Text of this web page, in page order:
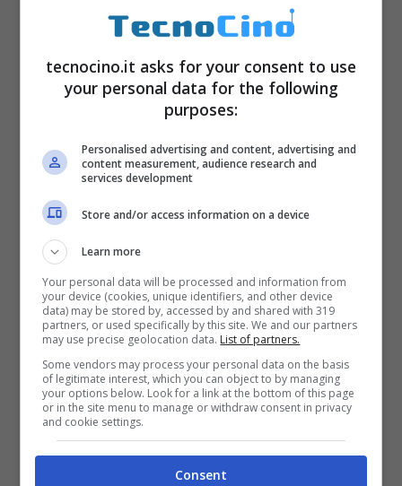
tecnocino.it asks for your consent to use
your personal data for the following
purposes:
Personalised advertising and content, advertising and
content measurement, audience research and
services development
Store and/or access information on a device
Learn more
Your personal data will be processed and information from
your device (cookies, unique identifiers, and other device
data) may be stored by, accessed by and shared with 319
partners, or used specifically by this site. We and our partners
may use precise geolocation data. List of partners.
Some vendors may process your personal data on the basis
of legitimate interest, which you can object to by managing
your options below. Look for a link at the bottom of this page
or in the site menu to manage or withdraw consent in privacy
and cookie settings.
Consent